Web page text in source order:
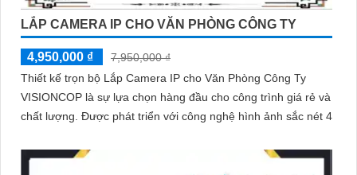
LẮP CAMERA IP CHO VĂN PHÒNG CÔNG TY
4,950,000 ₫
7,950,000 ₫
Thiết kế trọn bộ Lắp Camera IP cho Văn Phòng Công Ty
VISIONCOP là sự lựa chọn hàng đầu cho công trình giá rẻ và
chất lượng. Được phát triển với công nghệ hình ảnh sắc nét 4